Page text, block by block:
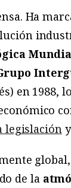
Ha
en 1988,
legislación
de la